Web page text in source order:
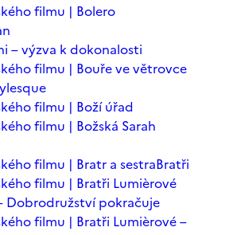
filmu | Bolero
– výzva k dokonalosti
filmu | Bouře ve větrovce
filmu | Boží úřad
filmu | Božská Sarah
filmu | Bratr a sestraBratři
filmu | Bratři Lumièrové
Dobrodružství pokračuje
filmu | Bratři Lumièrové –